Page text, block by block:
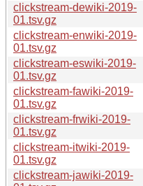
clickstream-dewiki-2019-
01.tsv.gz
clickstream-enwiki-2019-
01.tsv.gz
clickstream-eswiki-2019-
01.tsv.gz
clickstream-fawiki-2019-
01.tsv.gz
clickstream-frwiki-2019-
01.tsv.gz
clickstream-itwiki-2019-
01.tsv.gz
clickstream-jawiki-2019-